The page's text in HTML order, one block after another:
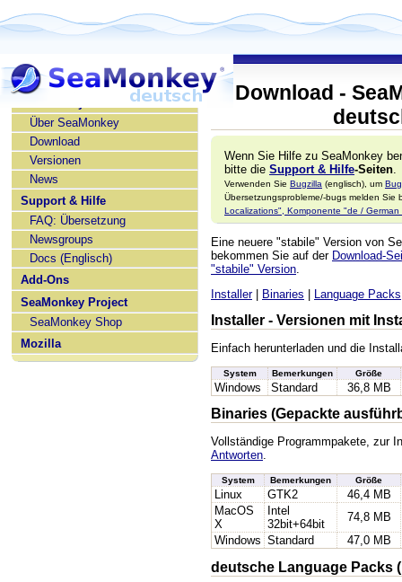
SeaMonkey deutsch
Über SeaMonkey
Download
Versionen
News
Support & Hilfe
FAQ: Übersetzung
Newsgroups
Docs (Englisch)
Add-Ons
SeaMonkey Project
SeaMonkey Shop
Mozilla
Download -
Wenn Sie Hilfe zu SeaMonkey
bitte die Support & Hilfe-Seiten
Verwenden Sie Bugzilla (englisch), um
Übersetzungsprobleme/-bugs melden Sie
Localizations", Komponente "de / German
Eine neuere "stabile" Version von
bekommen Sie auf der Download-
"stabile" Version
Installer| Binaries | Language Packs
Installer - Versionen mit
Einfach herunterladen und die
System Bemerkungen Größe
Windows Standard 36,8 MB
Binaries (Gepackte
Vollständige Programmpakete, zur
Antworten.
System Bemerkungen Größe
Linux GTK2
46,4 MB
MacOS
X
Intel
32bit+64bit
74,8 MB
Windows Standard 47,0 MB
deutsche Language Packs